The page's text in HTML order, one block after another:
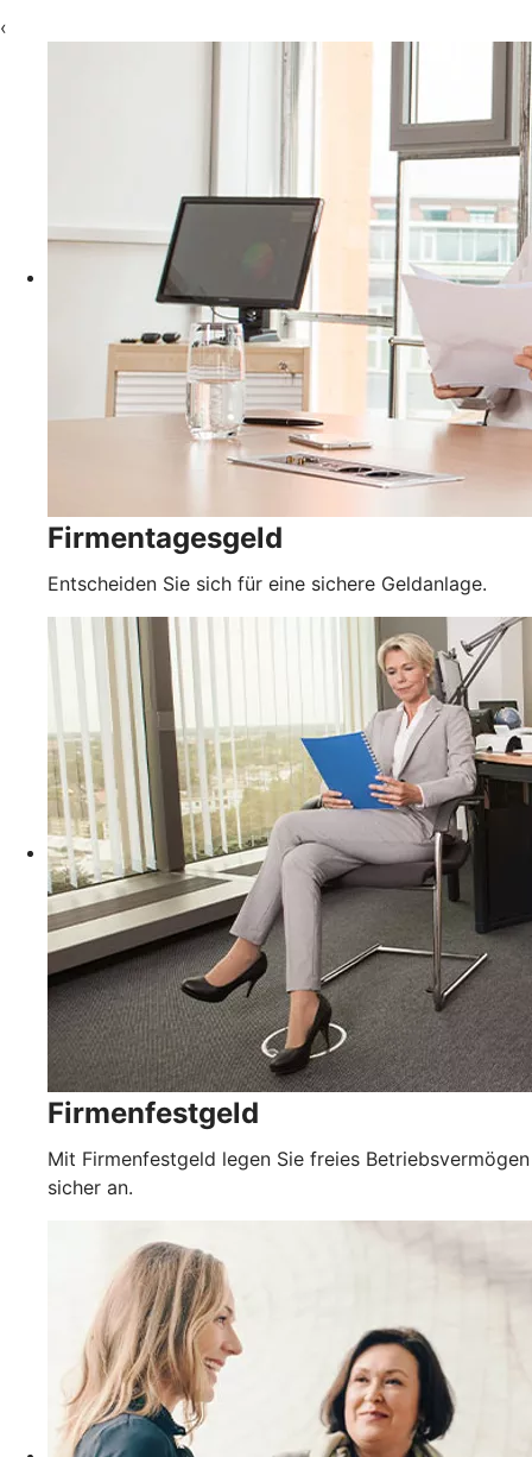
‹
Firmentagesgeld
Entscheiden Sie sich für eine sichere Geldanlage.
Firmenfestgeld
Mit Firmenfestgeld legen Sie freies Betriebsvermögen
sicher an.